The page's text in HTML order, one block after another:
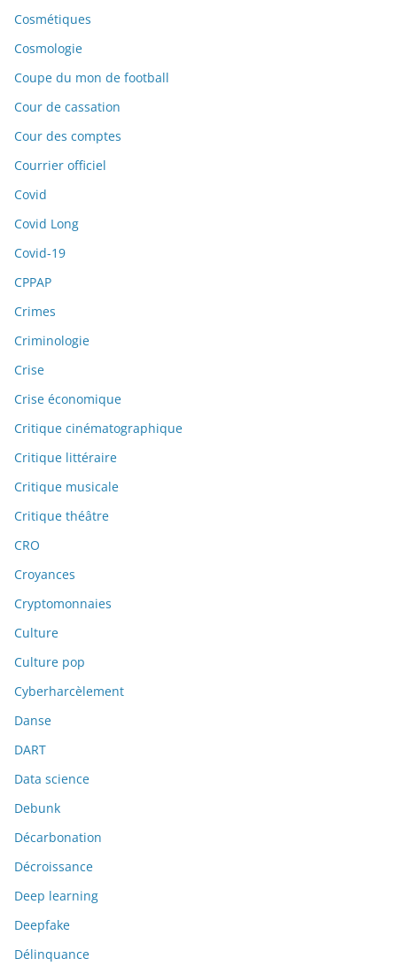
Cosmétiques
Cosmologie
Coupe du mon de football
Cour de cassation
Cour des comptes
Courrier officiel
Covid
Covid Long
Covid-19
CPPAP
Crimes
Criminologie
Crise
Crise économique
Critique cinématographique
Critique littéraire
Critique musicale
Critique théâtre
CRO
Croyances
Cryptomonnaies
Culture
Culture pop
Cyberharcèlement
Danse
DART
Data science
Debunk
Décarbonation
Décroissance
Deep learning
Deepfake
Délinquance